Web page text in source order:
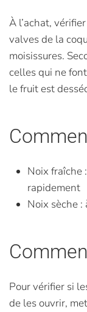
À l’achat,
valves de la
moisissures.
celles qui ne
le fruit est
Noix fraîche
rapidement
Noix sèche :
Pour vérifier si
de les ouvrir,